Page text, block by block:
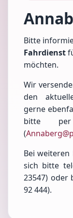
Bitte
Fahrdienst
möchten.
Wir
den
gerne
bitte
(
Bei weiteren
sich bitte
23547) oder
92 444).